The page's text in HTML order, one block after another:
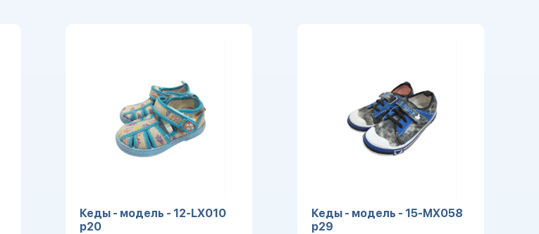
Кеды - модель - 12-LX010
р20
Кеды - модель - 15-MX058
р29